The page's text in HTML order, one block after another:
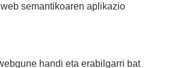
web semantikoaren aplikazio
handi eta erabilgarri bat